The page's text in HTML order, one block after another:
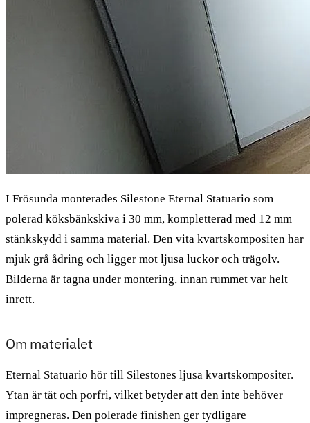
I Frösunda monterades Silestone Eternal Statuario som
polerad köksbänkskiva i 30 mm, kompletterad med 12 mm
stänkskydd i samma material. Den vita kvartskompositen har
mjuk grå ådring och ligger mot ljusa luckor och trägolv.
Bilderna är tagna under montering, innan rummet var helt
inrett.
Om materialet
Eternal Statuario hör till Silestones ljusa kvartskompositer.
Ytan är tät och porfri, vilket betyder att den inte behöver
impregneras. Den polerade finishen ger tydligare